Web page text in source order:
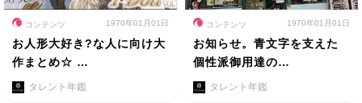
コンテンツ 1970年01月01日
お人形大好き?な人に向け大
作まとめ☆ …
タレント年鑑
コンテンツ 1970年01月01日
お知らせ。青文字を支えた
個性派御用達の…
タレント年鑑